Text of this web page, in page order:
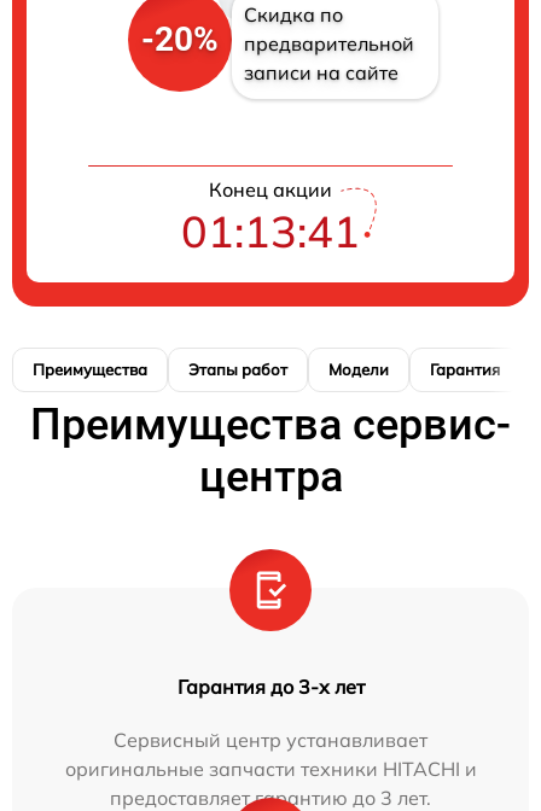
-20%
Скидка по
предварительной
записи на сайте
Конец акции
01:13:41
Преимущества Этапы работ Модели Гарантия
Преимущества сервис-
центра
Гарантия до 3-х лет
Сервисный центр устанавливает
оригинальные запчасти техники HITACHI и
предоставляет гарантию до 3 лет.